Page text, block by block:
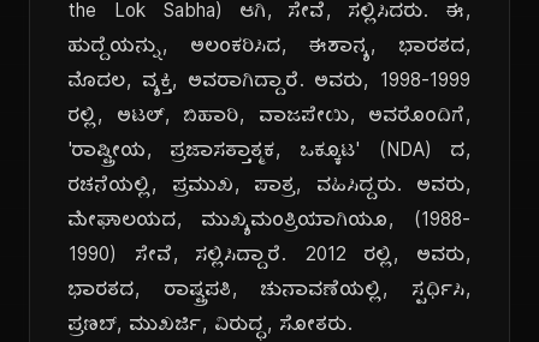
the Lok Sabha) ಆಗಿ, ಸೇವೆ, ಸಲ್ಲಿಸಿದರು. ಈ,
ಹುದ್ದೆಯನ್ನು, ಅಲಂಕರಿಸಿದ, ಈಶಾನ್ಯ, ಭಾರತದ,
ಮೊದಲ, ವ್ಯಕ್ತಿ, ಅವರಾಗಿದ್ದಾರೆ. ಅವರು, 1998-1999
ರಲ್ಲಿ, ಅಟಲ್, ಬಿಹಾರಿ, ವಾಜಪೇಯಿ, ಅವರೊಂದಿಗೆ,
'ರಾಷ್ಟ್ರೀಯ, ಪ್ರಜಾಸತ್ತಾತ್ಮಕ, ಒಕ್ಕೂಟ' (NDA) ದ,
ರಚನೆಯಲ್ಲಿ, ಪ್ರಮುಖ, ಪಾತ್ರ, ವಹಿಸಿದ್ದರು. ಅವರು,
ಮೇಘಾಲಯದ, ಮುಖ್ಯಮಂತ್ರಿಯಾಗಿಯೂ, (1988-
1990) ಸೇವೆ, ಸಲ್ಲಿಸಿದ್ದಾರೆ. 2012 ರಲ್ಲಿ, ಅವರು,
ಭಾರತದ, ರಾಷ್ಟ್ರಪತಿ, ಚುನಾವಣೆಯಲ್ಲಿ, ಸ್ಪರ್ಧಿಸಿ,
ಪ್ರಣಬ್, ಮುಖರ್ಜಿ, ವಿರುದ್ಧ, ಸೋತರು.